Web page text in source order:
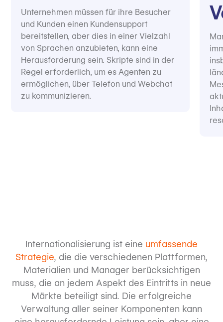
Unternehmen müssen für ihre Besucher
und Kunden einen Kundensupport
bereitstellen, aber dies in einer Vielzahl
von Sprachen anzubieten, kann eine
Herausforderung sein. Skripte sind in der
Regel erforderlich, um es Agenten zu
ermöglichen, über Telefon und Webchat
zu kommunizieren.
Internationalisierung ist eine umfassende
Strategie, die die verschiedenen Plattformen,
Materialien und Manager berücksichtigen
muss, die an jedem Aspekt des Eintritts in neue
Märkte beteiligt sind. Die erfolgreiche
Verwaltung aller seiner Komponenten kann